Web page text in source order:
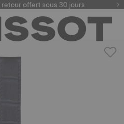
offert sous 30 jours